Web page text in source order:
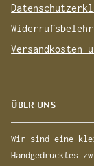
Versandkosten
ÜBER UNS
Wir sind eine
Handgedrucktes